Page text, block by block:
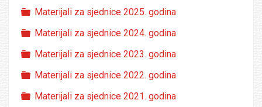
Folder
Materijali za sjednice 2025. godina
Folder
Materijali za sjednice 2024. godina
Folder
Materijali za sjednice 2023. godina
Folder
Materijali za sjednice 2022. godina
Folder
Materijali za sjednice 2021. godina